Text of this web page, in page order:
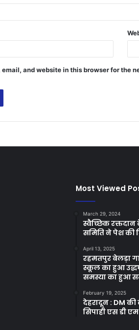
email, and website in this browser for the
Most Viewed
March 29, 2024
स्वैच्छिक
समिति ने पेश की
April 13, 2025
रहमतपुर बेलड़ा
स्कूल का हुआ
समस्या का हुआ
February 19, 2025
देहरादून : DM की
सिपाही एस डी